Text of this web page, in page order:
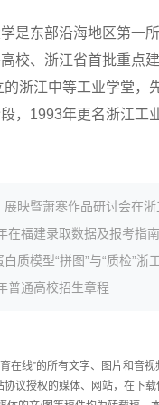
东部沿海地区第一所
校、浙江省首批重点
的浙江中等工业学堂，
，1993年更名浙江工
展映暨萧寒作品研讨会在
在福建录取数据及报考指南
普通高校招生章程
在线”的所有文字、图片和音
议授权的媒体、网站，在下